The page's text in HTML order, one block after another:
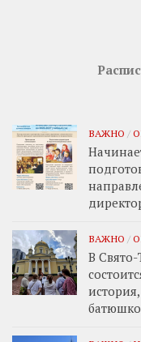
ВАЖНО /
ВАЖНО /
В